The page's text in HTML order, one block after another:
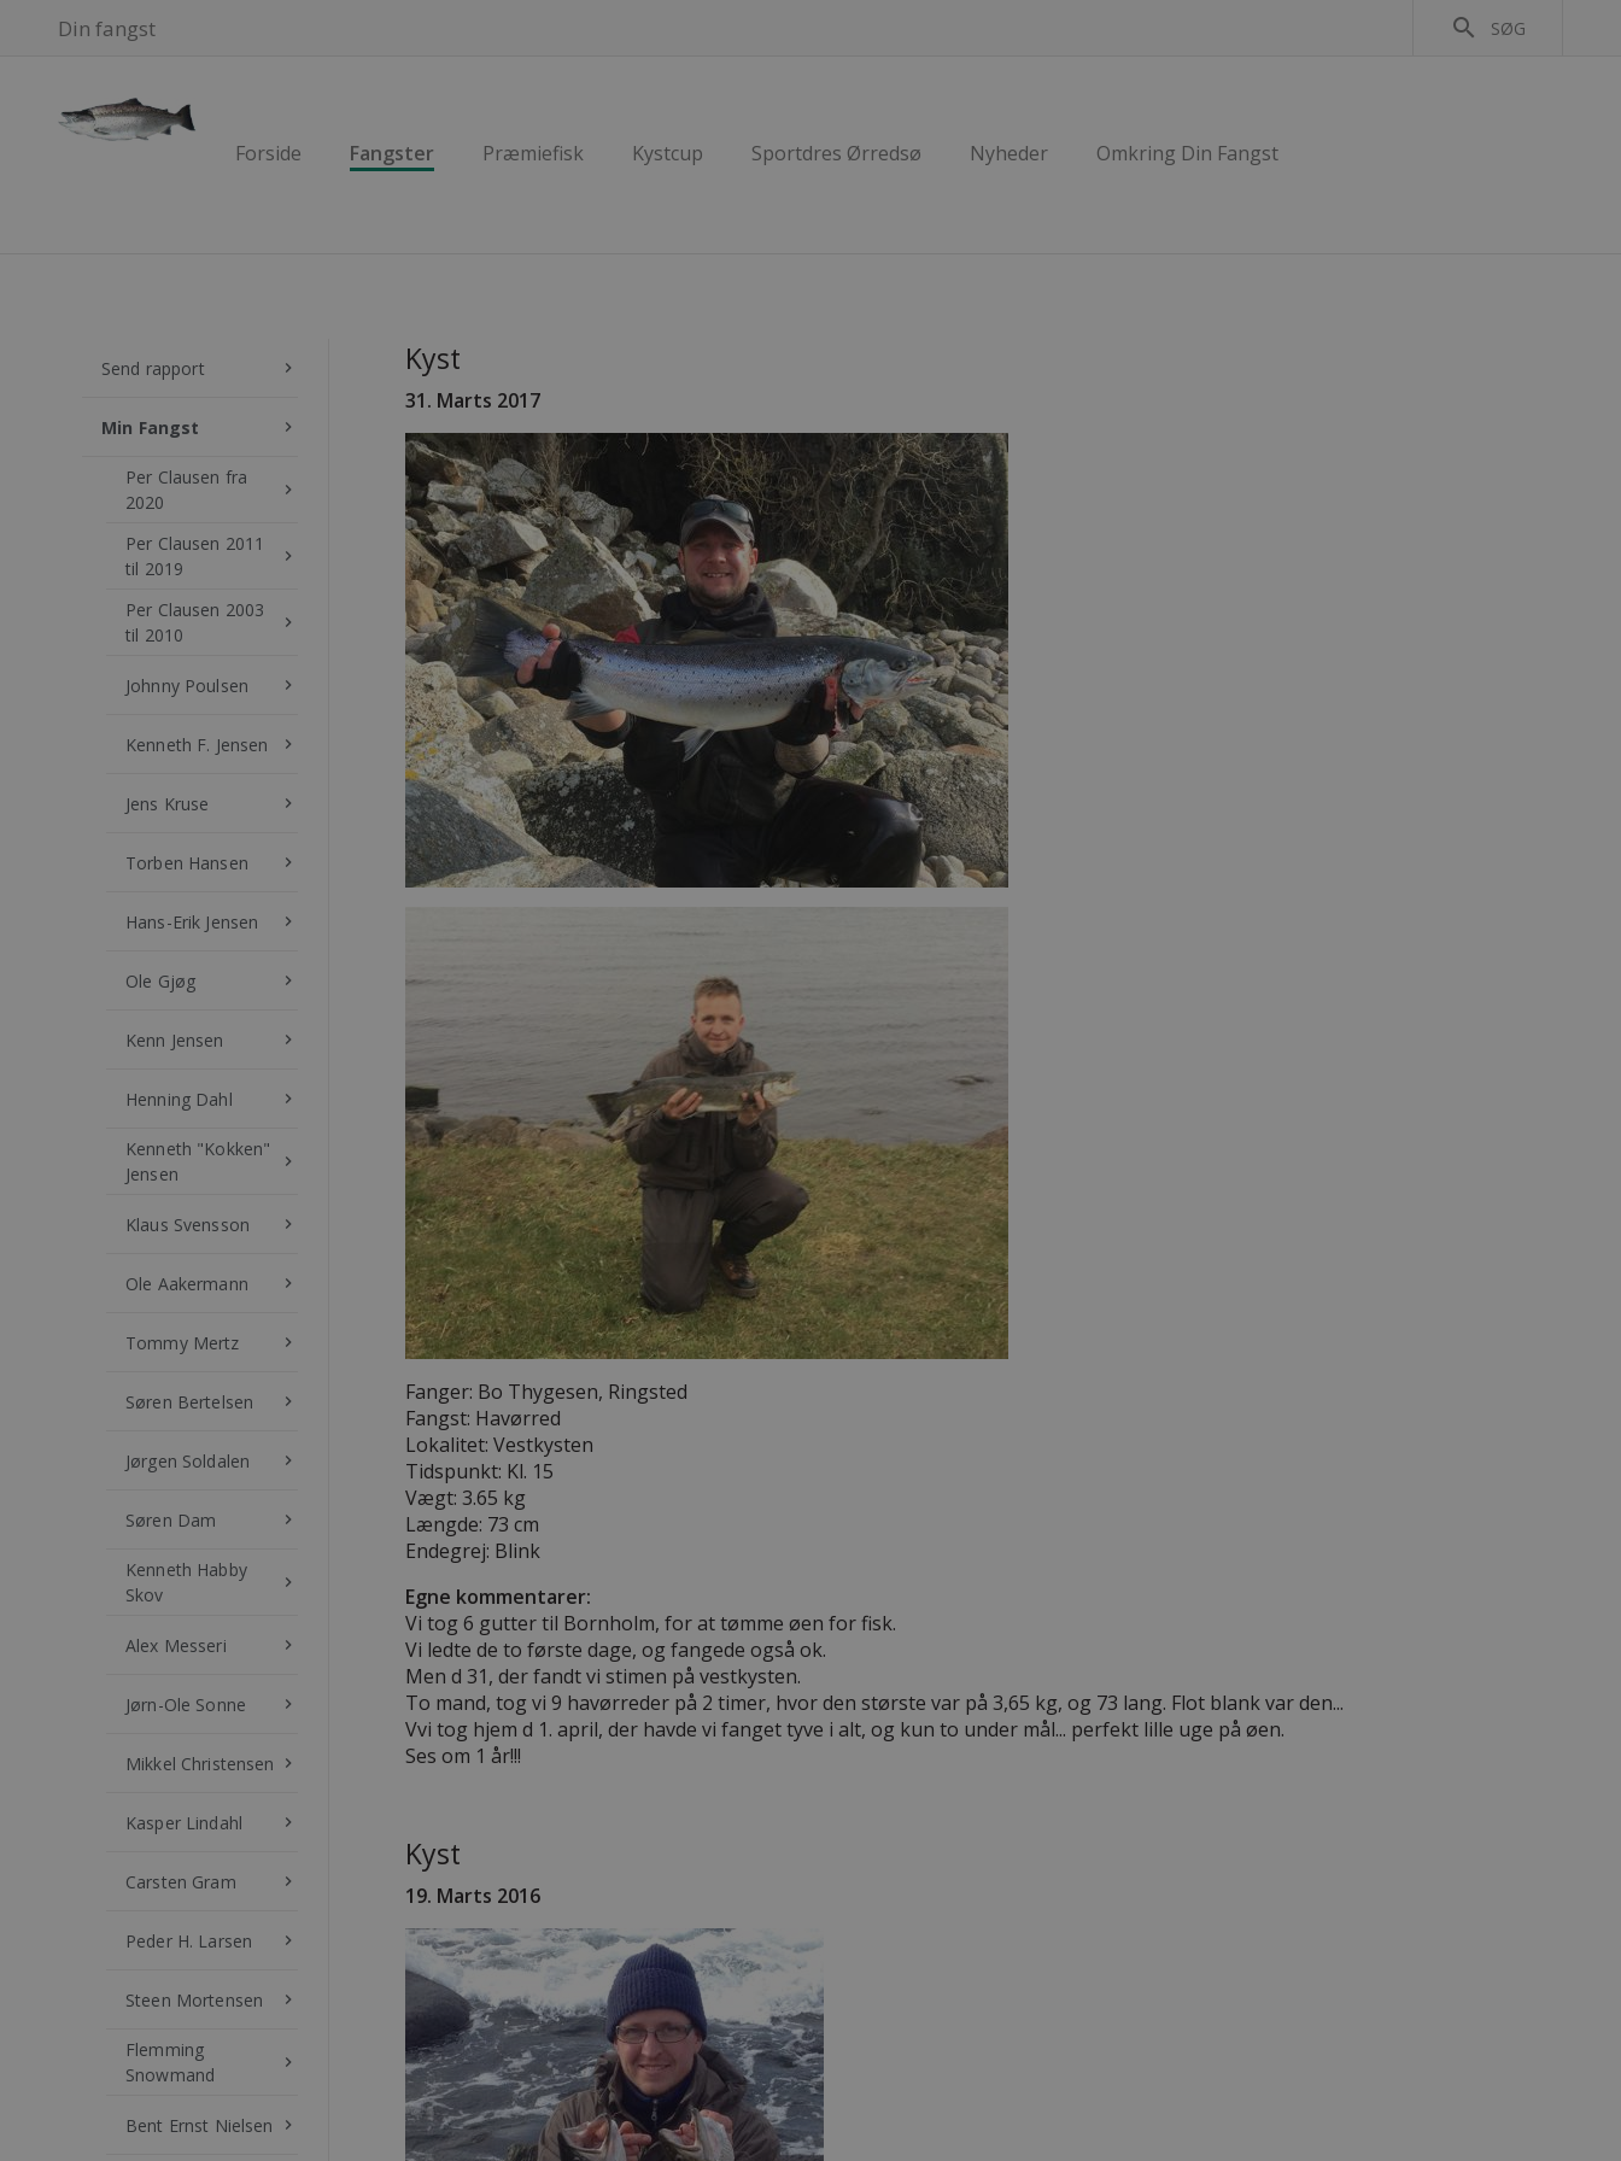
Din fangst search SØG
Forside Fangster Præmiefisk Kystcup Sportdres Ørredsø Nyheder Omkring Din Fangst
Send rapport keyboard_arrow_right
Min Fangst keyboard_arrow_right
Per Clausen fra
2020
keyboard_arrow_right
Per Clausen 2011
til 2019
keyboard_arrow_right
Per Clausen 2003
til 2010
keyboard_arrow_right
Johnny Poulsen keyboard_arrow_right
Kenneth F. Jensen keyboard_arrow_right
Jens Kruse keyboard_arrow_right
Torben Hansen keyboard_arrow_right
Hans-Erik Jensen keyboard_arrow_right
Ole Gjøg keyboard_arrow_right
Kenn Jensen keyboard_arrow_right
Henning Dahl keyboard_arrow_right
Kenneth "Kokken"
Jensen
keyboard_arrow_right
Klaus Svensson keyboard_arrow_right
Ole Aakermann keyboard_arrow_right
Tommy Mertz keyboard_arrow_right
Søren Bertelsen keyboard_arrow_right
Jørgen Soldalen keyboard_arrow_right
Søren Dam keyboard_arrow_right
Kenneth Habby
Skov
keyboard_arrow_right
Alex Messeri keyboard_arrow_right
Jørn-Ole Sonne keyboard_arrow_right
Mikkel Christensen keyboard_arrow_right
Kasper Lindahl keyboard_arrow_right
Carsten Gram keyboard_arrow_right
Peder H. Larsen keyboard_arrow_right
Steen Mortensen keyboard_arrow_right
Flemming
Snowmand
keyboard_arrow_right
Bent Ernst Nielsen keyboard_arrow_right
Kyst
31. Marts 2017
Fanger: Bo Thygesen, Ringsted
Fangst: Havørred
Lokalitet: Vestkysten
Tidspunkt: Kl. 15
Vægt: 3.65 kg
Længde: 73 cm
Endegrej: Blink
Egne kommentarer:
Vi tog 6 gutter til Bornholm, for at tømme øen for fisk.
Vi ledte de to første dage, og fangede også ok.
Men d 31, der fandt vi stimen på vestkysten.
To mand, tog vi 9 havørreder på 2 timer, hvor den største var på 3,65 kg, og 73 lang. Flot blank var den...
Vvi tog hjem d 1. april, der havde vi fanget tyve i alt, og kun to under mål... perfekt lille uge på øen.
Ses om 1 år!!!
Kyst
19. Marts 2016